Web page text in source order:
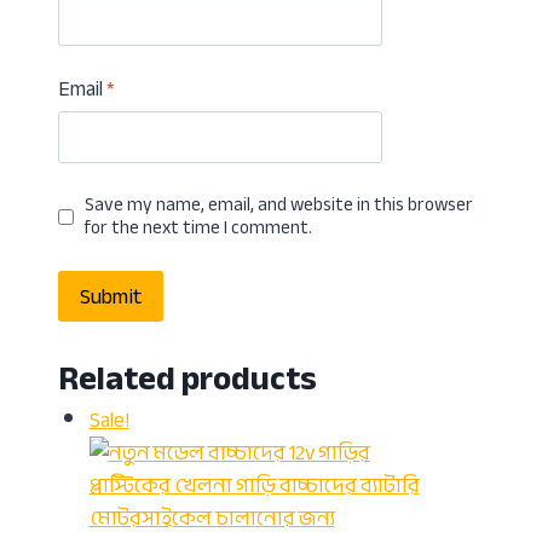
Email*
Save my name, email, and website in this browser
for the next time I comment.
Related products
Sale!